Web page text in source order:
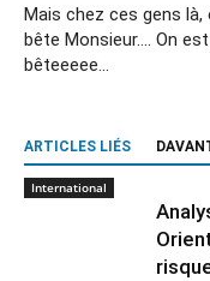
Mais chez ces gens là,
bête Monsieur…. On est
bêteeeee…
ARTICLES LIÉS
International